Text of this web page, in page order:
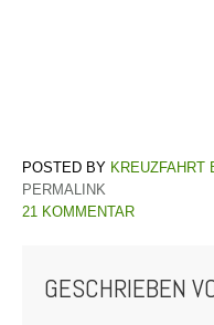
KREUZFAHRT
PERMALINK
21 KOMMENTAR
GESCHRIEBEN